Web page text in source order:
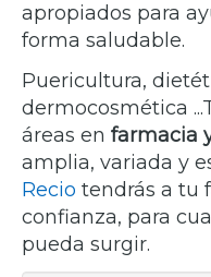
apropiados para
forma saludable.
Puericultura,
dermocosmética
áreas en farmacia
amplia, variada y
Recio tendrás a tu
confianza, para
pueda surgir.